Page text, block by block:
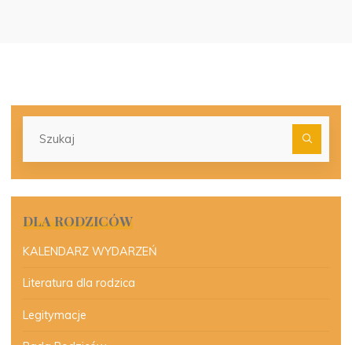
DLA RODZICÓW
KALENDARZ WYDARZEŃ
Literatura dla rodzica
Legitymacje